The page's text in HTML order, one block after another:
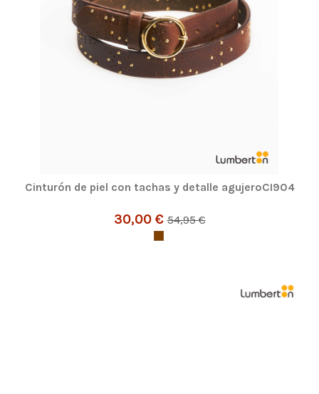
Cinturón de piel con tachas y detalle agujeroCI904
30,00 €54,95 €